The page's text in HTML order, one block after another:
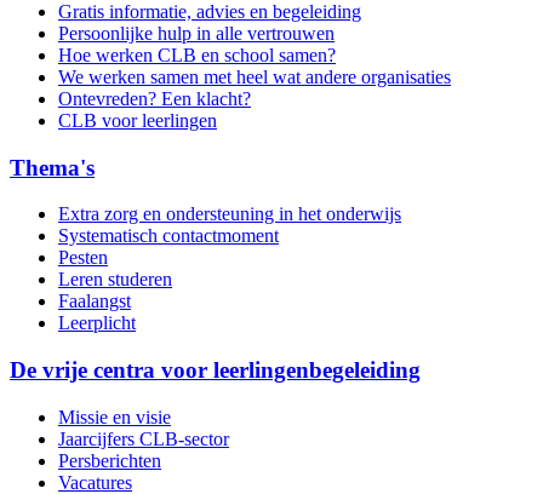
Gratis informatie, advies en begeleiding
Persoonlijke hulp in alle vertrouwen
Hoe werken CLB en school samen?
We werken samen met heel wat andere organisaties
Ontevreden? Een klacht?
CLB voor leerlingen
Thema's
Extra zorg en ondersteuning in het onderwijs
Systematisch contactmoment
Pesten
Leren studeren
Faalangst
Leerplicht
De vrije centra voor leerlingenbegeleiding
Missie en visie
Jaarcijfers CLB-sector
Persberichten
Vacatures